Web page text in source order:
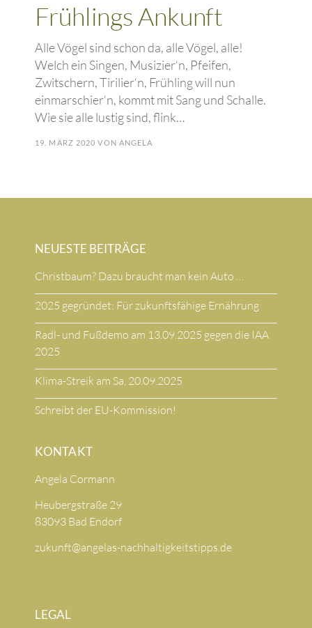
Frühlings Ankunft
Alle Vögel sind schon da, alle Vögel, alle!
Welch ein Singen, Musizier‘n, Pfeifen,
Zwitschern, Tirilier‘n, Frühling will nun
einmarschier‘n, kommt mit Sang und Schalle.
Wie sie alle lustig sind, flink…
19. MÄRZ 2020 VON ANGELA
NEUESTE BEITRÄGE
Christbaum? Dazu braucht man kein Auto …
2025 gegründet: Für zukunftsfähige Ernährung
Radl- und Fußdemo am 13.09.2025 gegen die IAA
2025
Klima-Streik am Sa, 20.09.2025
Schreibt der EU-Kommission!
KONTAKT
Angela Cormann
Heubergstraße 29
83093 Bad Endorf
zukunft@angelas-nachhaltigkeitstipps.de
LEGAL